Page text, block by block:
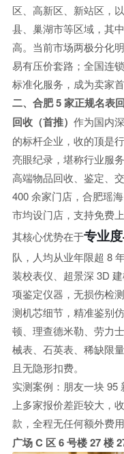
区、高新区、新站区，
县、巢湖市等区域，其
高。当前市场两极分化
易有压价套路；全国连
标准化服务，成为卖家首
二、合肥 5 家正规名表
回收（首推） 作为国内
的标杆企业，收的顶是
亮眼纪录，堪称行业服
高端物品回收、鉴定、
400 余家门店，合肥瑶
市均设门店，支持免费
其核心优势在于专业
队，人均从业年限超 8
装校表仪、超景深 3D
项鉴定仪器，无损伤检
测机芯细节，精准鉴别
顿、理查德米勒、劳力
械表、石英表、稀缺限
且无隐形扣费。
实测案例：朋友一块 95
上多家报价差距较大，
款，全程无任何额外费
广场 C 区 6 号楼 27 楼